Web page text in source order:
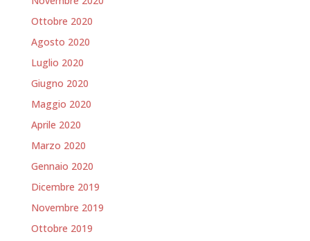
Ottobre 2020
Agosto 2020
Luglio 2020
Giugno 2020
Maggio 2020
Aprile 2020
Marzo 2020
Gennaio 2020
Dicembre 2019
Novembre 2019
Ottobre 2019